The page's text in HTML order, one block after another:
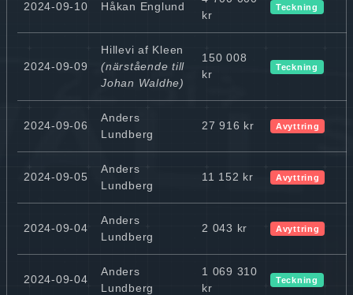
2024-09-10 Håkan Englund
kr
Teckning
2024-09-09
Hillevi af Kleen
(närstående till
Johan Waldhe)
150 008
kr
Teckning
2024-09-06
Anders
Lundberg
27 916 kr Avyttring
2024-09-05
Anders
Lundberg
11 152 kr Avyttring
2024-09-04
Anders
Lundberg
2 043 kr Avyttring
2024-09-04
Anders
Lundberg
1 069 310
kr
Teckning